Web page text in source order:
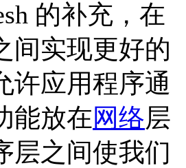
的补充，在
间实现更好的
许应用程序通
能放在网络层
层之间使我们